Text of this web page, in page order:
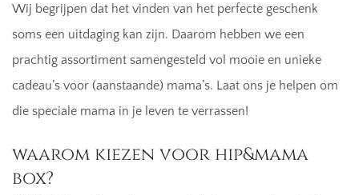
Wij begrijpen dat het vinden van het perfecte geschenk
soms een uitdaging kan zijn. Daarom hebben we een
prachtig assortiment samengesteld vol mooie en unieke
cadeau’s voor (aanstaande) mama’s. Laat ons je helpen om
die speciale mama in je leven te verrassen!
waarom kiezen voor hip&mama
box?